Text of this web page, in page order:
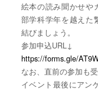
絵本の読み聞かせや
部学科学年を越えた
結びましょう。
参加申込URL↓
https://forms.gle/
なお、直前の参加も
イベント最後にアン